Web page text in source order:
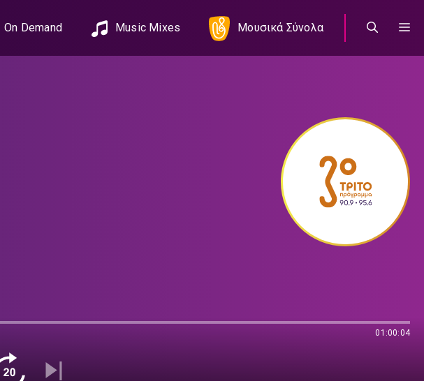
On Demand Music Mixes Μουσικά Σύνολα
01:00:04